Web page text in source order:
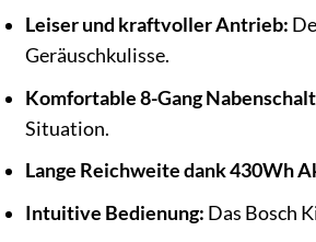
Leiser und kraftvoller Antrieb:
Geräuschkulisse.
Komfortable 8-Gang
Situation.
Lange Reichweite dank 430Wh
Intuitive Bedienung: Das Bosch